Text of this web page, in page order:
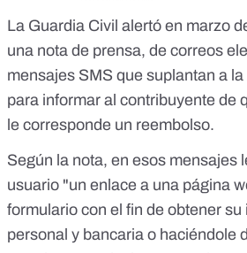
La Guardia Civil alertó en marzo
una nota de prensa, de correos
mensajes SMS que suplantan a
para informar al contribuyente de
le corresponde un reembolso.
Según la nota, en esos mensajes
usuario "un enlace a una página
formulario con el fin de obtener su
personal y bancaria o haciéndole